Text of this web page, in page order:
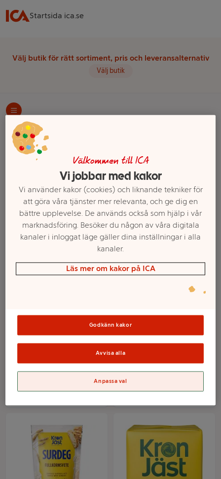
Startsida ica.se
Välj butik för rätt sortiment, pris och leveransalternativ
Välj butik
Startsida Mejeri & Ost
Ett exempel på onlinesortiment visas.
Kronjäst
Mer info
Kronjäst
Mer info
Välkommen till ICA
Vi jobbar med kakor
Vi använder kakor (cookies) och liknande tekniker för
att göra våra tjänster mer relevanta, och ge dig en
bättre upplevelse. De används också som hjälp i vår
marknadsföring. Besöker du någon av våra digitala
kanaler i inloggat läge gäller dina inställningar i alla
kanaler.
Läs mer om kakor på ICA
Godkänn kakor
Avvisa alla
Anpassa val